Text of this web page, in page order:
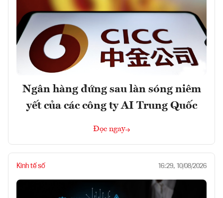
Ngân hàng đứng sau làn sóng niêm
yết của các công ty AI Trung Quốc
Đọc ngay
Kinh tế số 16:29, 10/08/2026